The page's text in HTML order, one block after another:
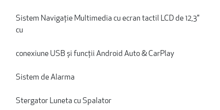
Sistem Navigație Multimedia cu ecran tactil LCD de 12,3"
cu
conexiune USB și funcții Android Auto & CarPlay
Sistem de Alarma
Stergator Luneta cu Spalator